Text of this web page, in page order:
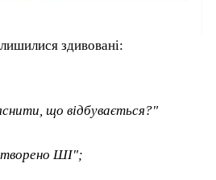
здивовані:
що відбувається?"
ШІ";